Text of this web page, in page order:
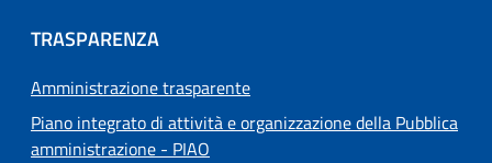
TRASPARENZA
Amministrazione trasparente
Piano integrato di attività e organizzazione della Pubblica
amministrazione - PIAO